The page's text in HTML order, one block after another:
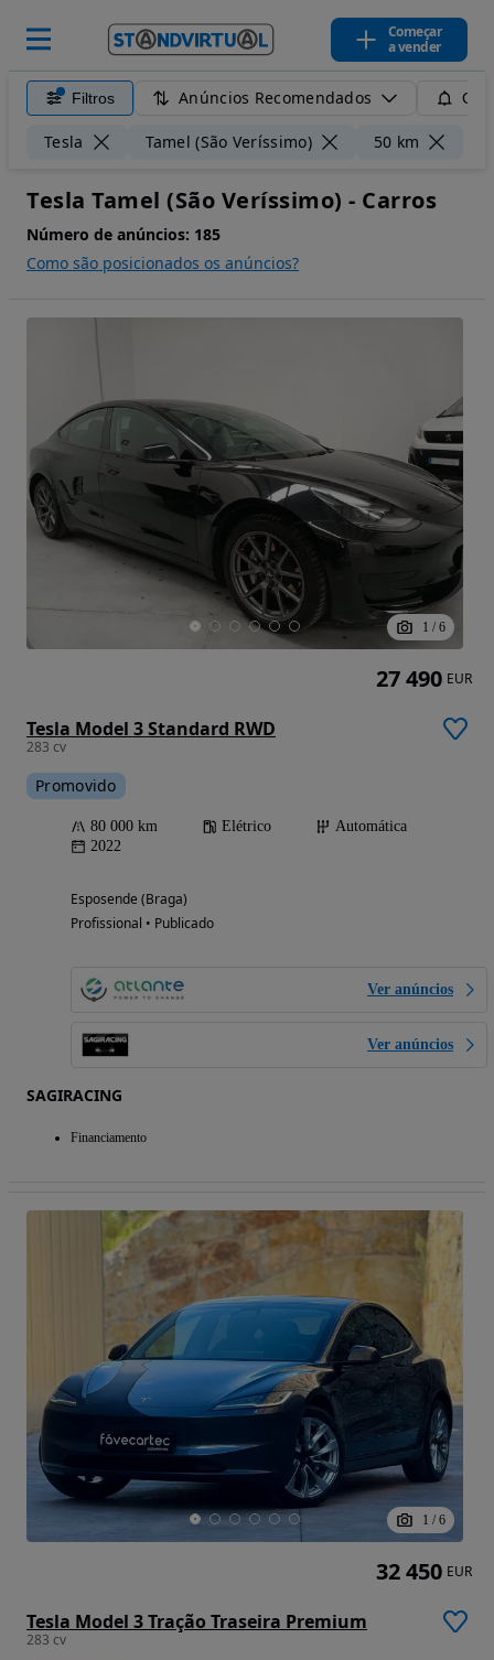
Começar
a vender
Filtros Anúncios Recomendados
Tesla Tamel (São Veríssimo) 50 km
Tesla Tamel (São Veríssimo) - Carros
Número de anúncios: 185
Como são posicionados os anúncios?
1 / 6
Tesla Model 3 Standard RWD
283 cv
Promovido
80 000 km Elétrico
Automática
2022
Esposende (Braga)
Profissional • Publicado
Ver anúncios
Ver anúncios
SAGIRACING
Financiamento
27 490 EUR
1 / 6
Tesla Model 3 Tração Traseira Premium
283 cv
32 450 EUR